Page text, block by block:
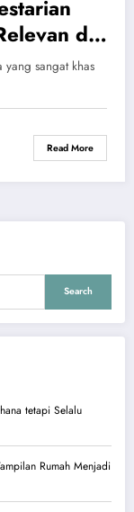
di
yang sangat khas
Read More
Search
tetapi Selalu
Rumah Menjadi